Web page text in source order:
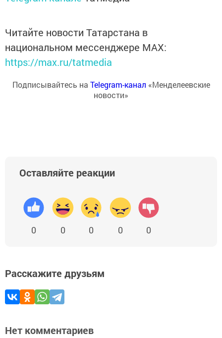
Читайте новости Татарстана в
национальном мессенджере MАХ:
https://max.ru/tatmedia
Подписывайтесь на Telegram-канал «Менделеевские
новости»
Оставляйте реакции
0 0 0 0 0
Расскажите друзьям
Нет комментариев